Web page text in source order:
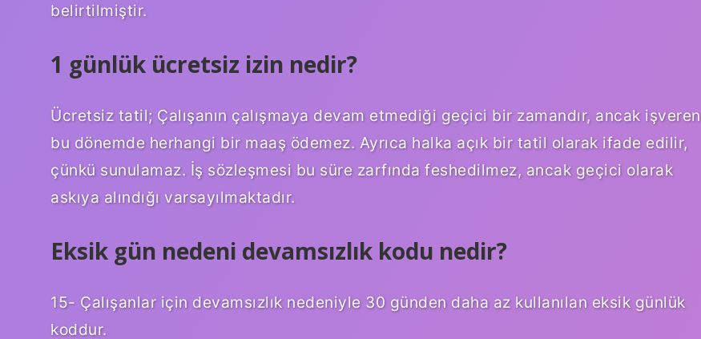
belirtilmiştir.
1 günlük ücretsiz izin nedir?
Ücretsiz tatil; Çalışanın çalışmaya devam etmediği geçici bir zamandır, ancak işveren
bu dönemde herhangi bir maaş ödemez. Ayrıca halka açık bir tatil olarak ifade edilir,
çünkü sunulamaz. İş sözleşmesi bu süre zarfında feshedilmez, ancak geçici olarak
askıya alındığı varsayılmaktadır.
Eksik gün nedeni devamsızlık kodu nedir?
15- Çalışanlar için devamsızlık nedeniyle 30 günden daha az kullanılan eksik günlük
koddur.